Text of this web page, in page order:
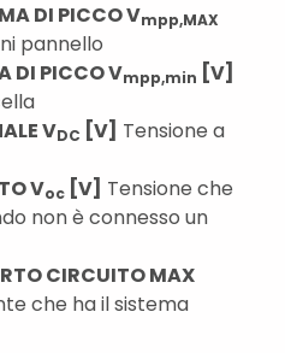
DI PICCO Vmpp,MAX
pannello
DI PICCO Vmpp,min [V]
VDC [V] Tensione a
Voc [V] Tensione che
non è connesso un
CIRCUITO MAX
che ha il sistema